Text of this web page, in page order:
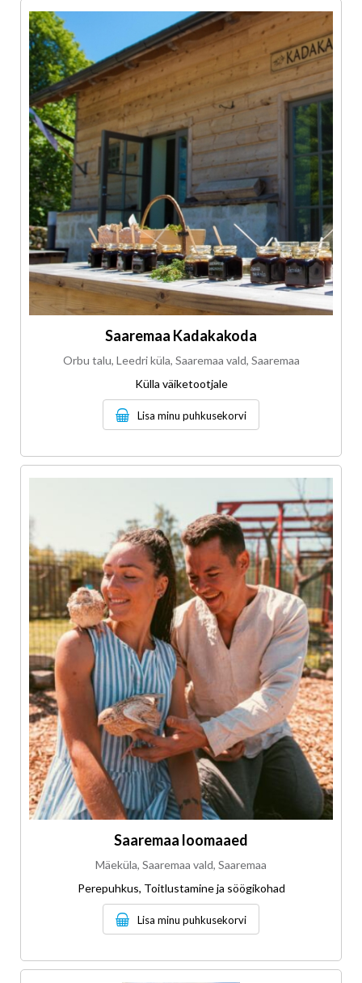
Saaremaa Kadakakoda
Orbu talu, Leedri küla, Saaremaa vald, Saaremaa
Külla väiketootjale
Lisa minu puhkusekorvi
Saaremaa loomaaed
Mäeküla, Saaremaa vald, Saaremaa
Perepuhkus, Toitlustamine ja söögikohad
Lisa minu puhkusekorvi